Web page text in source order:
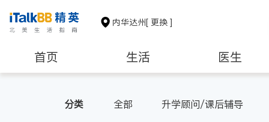
内华达州[ 更换 ]
首页 生活 医生
分类 全部 升学顾问/课后辅导